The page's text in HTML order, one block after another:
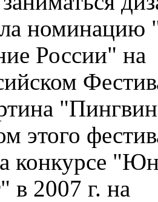
России" на
этого
конкурсе
в 2007 г. на